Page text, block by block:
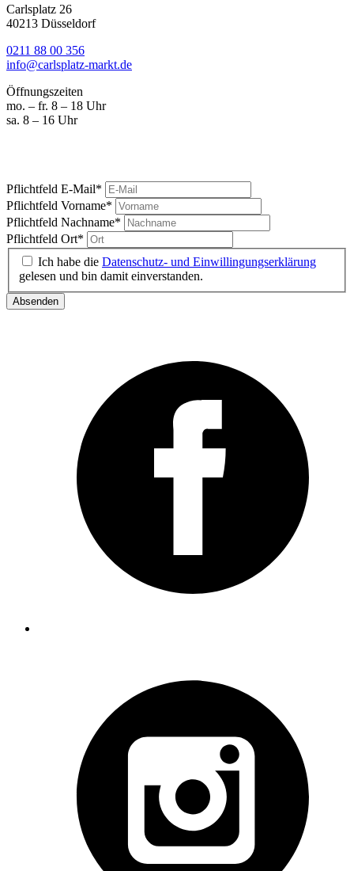
Carlsplatz 26
40213 Düsseldorf
0211 88 00 356
info@carlsplatz-markt.de
Öffnungszeiten
mo. – fr. 8 – 18 Uhr
sa. 8 – 16 Uhr
Pflichtfeld E-Mail*
Pflichtfeld Vorname*
Pflichtfeld Nachname*
Pflichtfeld Ort*
Ich habe die Datenschutz- und Einwillingungserklärung
gelesen und bin damit einverstanden.
Absenden